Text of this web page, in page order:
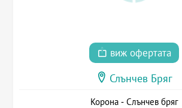
виж офертата
Слънчев Бряг
Корона - Слънчев бряг